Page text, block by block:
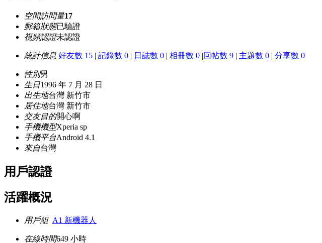
空間訪問量17
郵箱狀態已驗證
視頻認證未認證
統計信息 好友數 15 | 記錄數 0 | 日誌數 0 | 相冊數 0 |回帖數 9 | 主題數 0 | 分享數 0
性別男
生日1996 年 7 月 28 日
出生地台灣 新竹市
居住地台灣 新竹市
交友目的開心啊
手機機型Xperia sp
手機平台Android 4.1
來自台灣
用戶認證
活躍概況
用戶組 A1 新機器人
在線時間649 小時